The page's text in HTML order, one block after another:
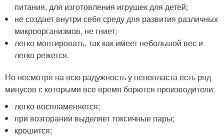
питания, для изготовления игрушек для детей;
не создает внутри себя среду для развития различных
микроорганизмов, не гниет;
легко монтировать, так как имеет небольшой вес и
легко режется.
Но несмотря на всю радужность у пенопласта есть ряд
минусов с которыми все время борются производители:
легко воспламеняется;
при возгорании выделяет токсичные пары;
крошится;